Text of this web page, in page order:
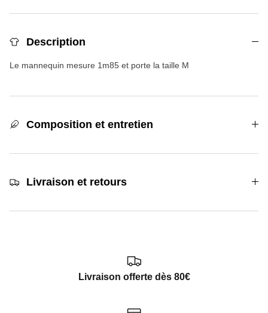
Description
Le mannequin mesure 1m85 et porte la taille M
Composition et entretien
Livraison et retours
Livraison offerte dès 80€